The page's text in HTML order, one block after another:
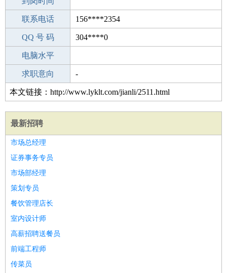
期望月薪
联系电话 156****2354
手机号码 156****2354
QQ 号 码 304****0
微信号码
电脑水平
外语水平
求职意向 -
本文链接：http://www.lyklt.com/jianli/2511.html
最新招聘
市场总经理
证券事务专员
市场部经理
策划专员
餐饮管理店长
室内设计师
高薪招聘送餐员
前端工程师
传菜员